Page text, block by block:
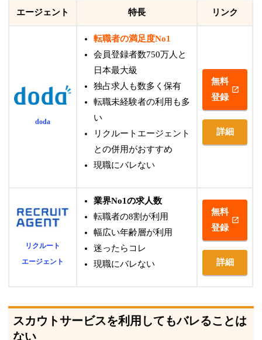
エージェント 特長 リンク
doda
転職者の満足度No1
会員登録者数750万人と
日本最大級
独占求人も数多く保有
転職未経験者の利用も多
い
リクルートエージェント
との併用がおすすめ
現職にバレない
無料
登録
詳細
リクルート
エージェント
業界No1の求人数
転職者の8割が利用
幅広い年齢層が利用
迷ったらコレ
現職にバレない
無料
登録
詳細
スカウトサービスを利用してもバレることは
ない